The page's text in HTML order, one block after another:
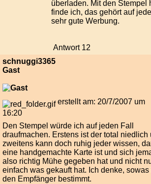
überladen. Mit den Stempel
finde ich, das gehört auf
sehr gute Werbung.
Antwort 12
schnuggi3365
Gast
erstellt am: 20/7/2007 um
16:20
Den Stempel würde ich auf jeden Fall
draufmachen. Erstens ist der total niedlich
zweitens kann doch ruhig jeder wissen,
eine handgemachte Karte ist und sich
also richtig Mühe gegeben hat und nicht
einfach was gekauft hat. Ich denke, sowas
den Empfänger bestimmt.